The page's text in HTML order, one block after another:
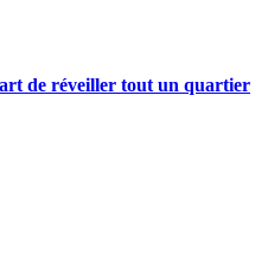
de réveiller tout un quartier